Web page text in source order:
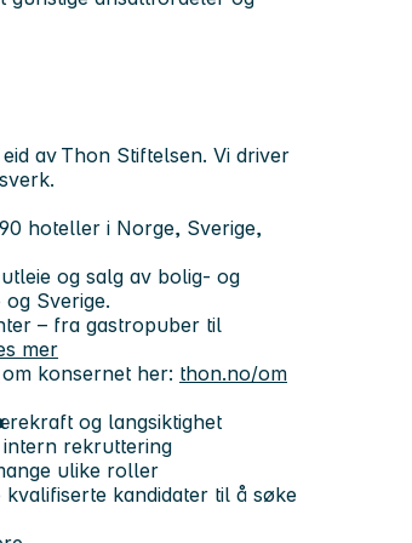
av Thon Stiftelsen. Vi driver
hoteller i Norge, Sverige,
og salg av bolig- og
Sverige.
– fra gastropuber til
mer
konsernet her: thon.no/om
og langsiktighet
rekruttering
ulike roller
kandidater til å søke